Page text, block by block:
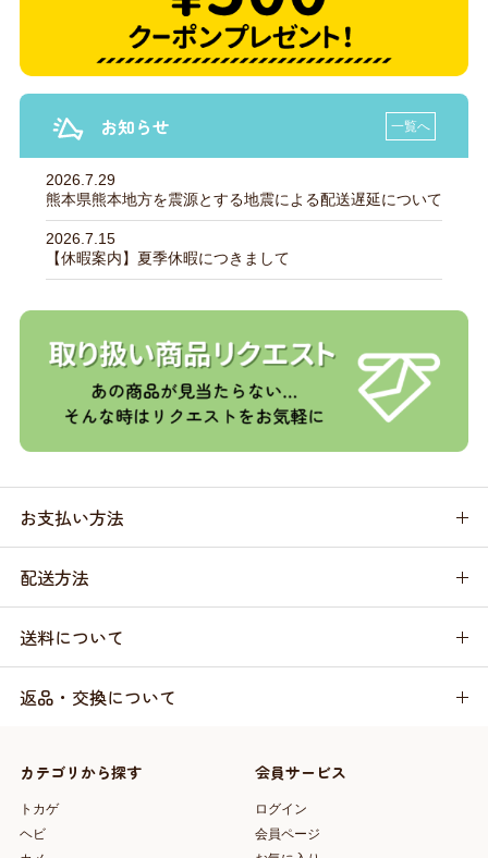
お知らせ 一覧へ
2026.7.29
熊本県熊本地方を震源とする地震による配送遅延について
2026.7.15
【休暇案内】夏季休暇につきまして
お支払い方法
配送方法
送料について
返品・交換について
カテゴリから探す
トカゲ
ヘビ
会員サービス
ログイン
会員ページ